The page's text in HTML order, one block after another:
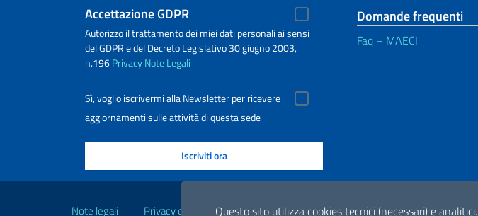
Questo sito utilizza cookies tecnici (necessari) e analitici.
Accettazione GDPR
Autorizzo il trattamento dei miei dati personali ai sensi
del GDPR e del Decreto Legislativo 30 giugno 2003,
n.196PrivacyNote Legali
Sì, voglio iscrivermi alla Newsletter per ricevere
aggiornamenti sulle attività di questa sede
Domande frequenti
Faq – MAECI
Note legali Privacy e cookie policy Dichiarazione di accessibilità